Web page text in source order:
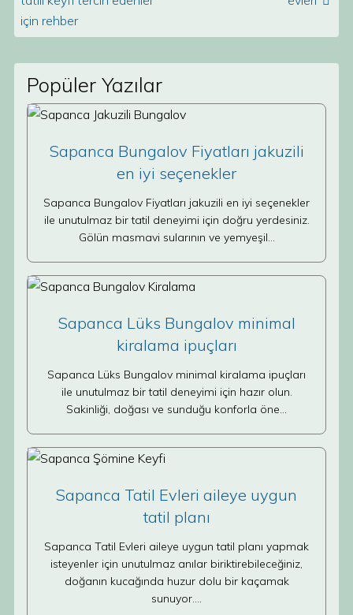
için rehber
Popüler Yazılar
Sapanca Bungalov Fiyatları jakuzili
en iyi seçenekler
Sapanca Bungalov Fiyatları jakuzili en iyi seçenekler
ile unutulmaz bir tatil deneyimi için doğru yerdesiniz.
Gölün masmavi sularının ve yemyeşil…
Sapanca Lüks Bungalov minimal
kiralama ipuçları
Sapanca Lüks Bungalov minimal kiralama ipuçları
ile unutulmaz bir tatil deneyimi için hazır olun.
Sakinliği, doğası ve sunduğu konforla öne…
Sapanca Tatil Evleri aileye uygun
tatil planı
Sapanca Tatil Evleri aileye uygun tatil planı yapmak
isteyenler için unutulmaz anılar biriktirebileceğiniz,
doğanın kucağında huzur dolu bir kaçamak
sunuyor.…